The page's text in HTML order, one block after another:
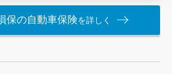
保の自動車保険を詳しく